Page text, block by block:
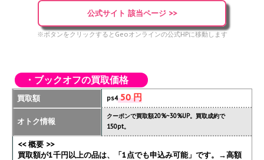
公式サイト 該当ページ >>
※ボタンをクリックするとGeoオンラインの公式HPに移動します
・ブックオフの買取価格
買取額 ps450 円
オトク情報
クーポンで買取額20%~30%UP。買取成約で
150pt。
<< 概要 >>
買取額が1千円以上の品は、「1点でも申込み可能」です。→高額